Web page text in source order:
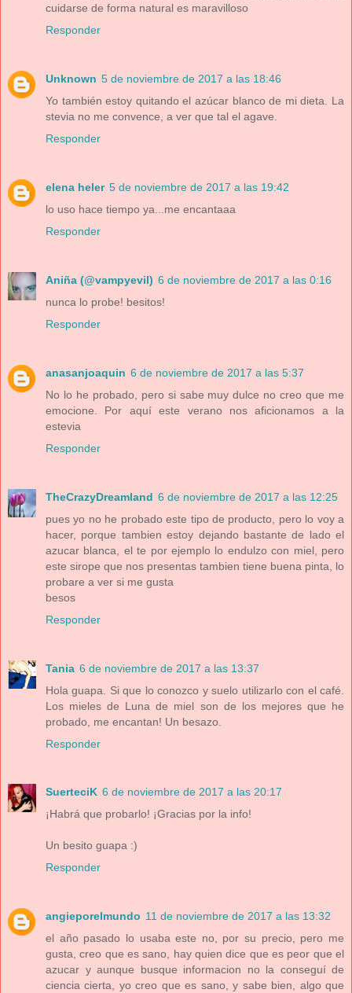
cuidarse de forma natural es maravilloso
Responder
Unknown 5 de noviembre de 2017 a las 18:46
Yo también estoy quitando el azúcar blanco de mi dieta. La
stevia no me convence, a ver que tal el agave.
Responder
elena heler 5 de noviembre de 2017 a las 19:42
lo uso hace tiempo ya...me encantaaa
Responder
Aniña (@vampyevil) 6 de noviembre de 2017 a las 0:16
nunca lo probe! besitos!
Responder
anasanjoaquin 6 de noviembre de 2017 a las 5:37
No lo he probado, pero si sabe muy dulce no creo que me
emocione. Por aquí este verano nos aficionamos a la
estevia
Responder
TheCrazyDreamland 6 de noviembre de 2017 a las 12:25
pues yo no he probado este tipo de producto, pero lo voy a
hacer, porque tambien estoy dejando bastante de lado el
azucar blanca, el te por ejemplo lo endulzo con miel, pero
este sirope que nos presentas tambien tiene buena pinta, lo
probare a ver si me gusta
besos
Responder
Tania 6 de noviembre de 2017 a las 13:37
Hola guapa. Si que lo conozco y suelo utilizarlo con el café.
Los mieles de Luna de miel son de los mejores que he
probado, me encantan! Un besazo.
Responder
SuerteciK 6 de noviembre de 2017 a las 20:17
¡Habrá que probarlo! ¡Gracias por la info!
Un besito guapa :)
Responder
angieporelmundo 11 de noviembre de 2017 a las 13:32
el año pasado lo usaba este no, por su precio, pero me
gusta, creo que es sano, hay quien dice que es peor que el
azucar y aunque busque informacion no la conseguí de
ciencia cierta, yo creo que es sano, y sabe bien, algo que